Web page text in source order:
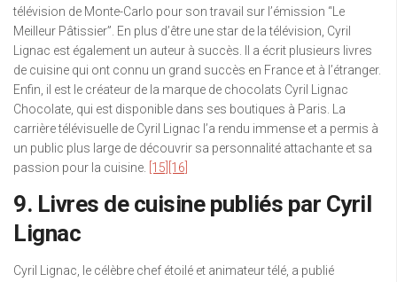
télévision de Monte-Carlo pour son travail sur l’émission “Le
Meilleur Pâtissier”. En plus d’être une star de la télévision, Cyril
Lignac est également un auteur à succès. Il a écrit plusieurs livres
de cuisine qui ont connu un grand succès en France et à l’étranger.
Enfin, il est le créateur de la marque de chocolats Cyril Lignac
Chocolate, qui est disponible dans ses boutiques à Paris. La
carrière télévisuelle de Cyril Lignac l’a rendu immense et a permis à
un public plus large de découvrir sa personnalité attachante et sa
passion pour la cuisine.
[15] [16]
9. Livres de cuisine publiés par Cyril
Lignac
Cyril Lignac, le célèbre chef étoilé et animateur télé, a publié